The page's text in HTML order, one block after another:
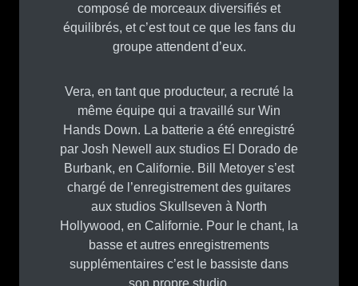
composé de morceaux diversifiés et
équilibrés, et c’est tout ce que les fans du
groupe attendent d’eux.
Vera, en tant que producteur, a recruté la
même équipe qui a travaillé sur Win
Hands Down. La batterie a été enregistré
par Josh Newell aux studios El Dorado de
Burbank, en Californie. Bill Metoyer s’est
chargé de l’enregistrement des guitares
aux studios Skullseven à North
Hollywood, en Californie. Pour le chant, la
basse et autres enregistrements
supplémentaires c’est le bassiste dans
son propre studio.